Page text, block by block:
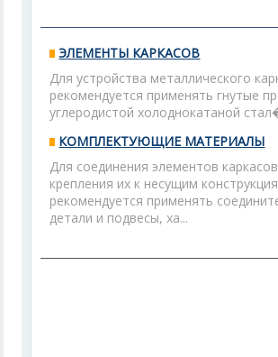
ЭЛЕМЕНТЫ КАРКАСОВ
Для устройства металлического
рекомендуется применять гнутые
углеродистой холоднокатаной
КОМПЛЕКТУЮЩИЕ МАТЕРИАЛЫ
Для соединения элементов
крепления их к несущим
рекомендуется применять
детали и подвесы, ха...